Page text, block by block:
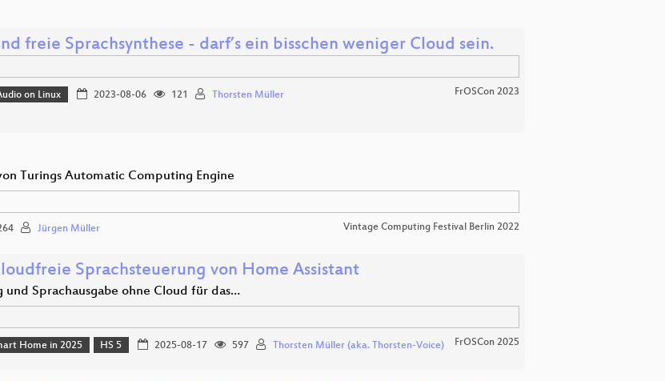
freie Sprachsynthese - darf’s ein bisschen weniger Cloud sein.
on Linux 2023-08-06 121 Thorsten Müller FrOSCon 2023
Turings Automatic Computing Engine
Jürgen Müller Vintage Computing Festival Berlin 2022
Sprachsteuerung von Home Assistant
und Sprachausgabe ohne Cloud für das…
Home in 2025 HS 5 2025-08-17 597 Thorsten Müller (aka. Thorsten-Voice) FrOSCon 2025